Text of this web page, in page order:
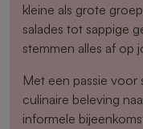
kleine als grote
salades tot sappige
stemmen alles af op
Met een passie voor
culinaire beleving
informele